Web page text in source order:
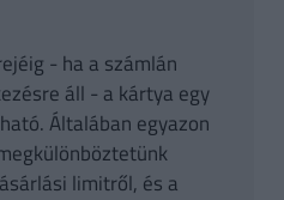
- ha a számlán
áll - a kártya egy
Általában egyazon
limitről, és a